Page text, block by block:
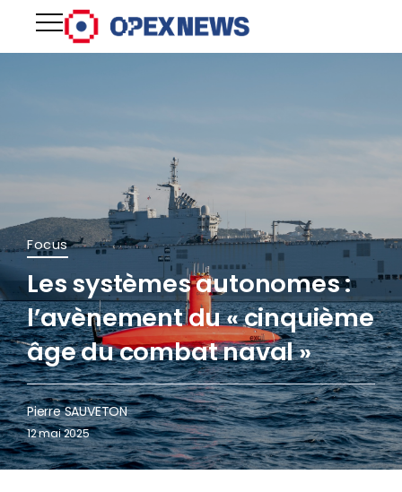
Focus
Les systèmes autonomes :
l’avènement du « cinquième
âge du combat naval »
Pierre SAUVETON
12 mai 2025